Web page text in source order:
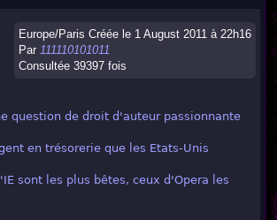
Europe/Paris Créée le 1 August 2011 à 22h16
Par 111110101011
Consultée 39397 fois
question de droit d'auteur passionnante
en trésorerie que les Etats-Unis
sont les plus bêtes, ceux d'Opera les